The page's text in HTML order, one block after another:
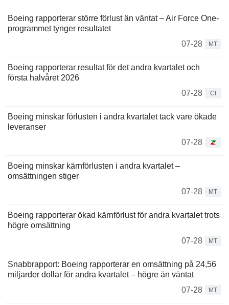
Boeing rapporterar större förlust än väntat – Air Force One-
programmet tynger resultatet
07-28
MT
Boeing rapporterar resultat för det andra kvartalet och
första halvåret 2026
07-28
CI
Boeing minskar förlusten i andra kvartalet tack vare ökade
leveranser
07-28
Boeing minskar kärnförlusten i andra kvartalet –
omsättningen stiger
07-28
MT
Boeing rapporterar ökad kärnförlust för andra kvartalet trots
högre omsättning
07-28
MT
Snabbrapport: Boeing rapporterar en omsättning på 24,56
miljarder dollar för andra kvartalet – högre än väntat
07-28
MT